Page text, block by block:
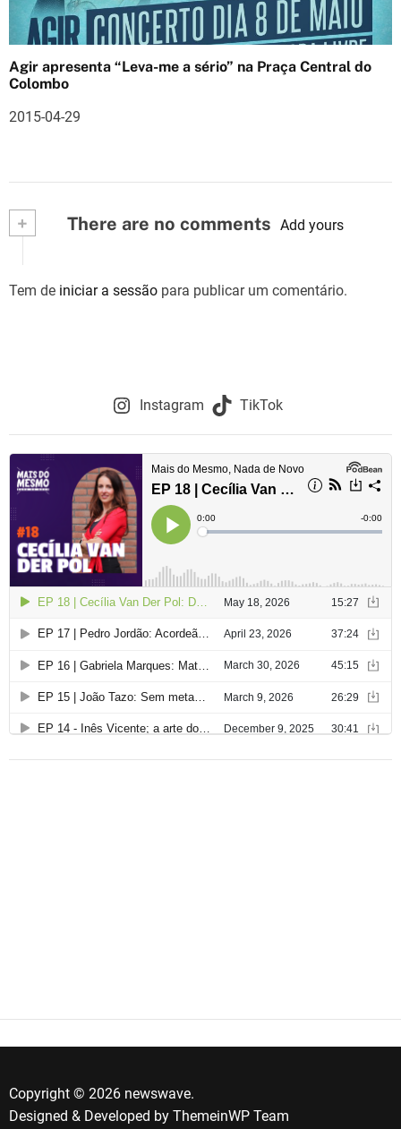
Agir apresenta “Leva-me a sério” na Praça Central do
Colombo
2015-04-29
+ There are no comments Add yours
Tem de iniciar a sessão para publicar um comentário.
Instagram TikTok
Copyright © 2026 newswave.
Designed & Developed by ThemeinWP Team